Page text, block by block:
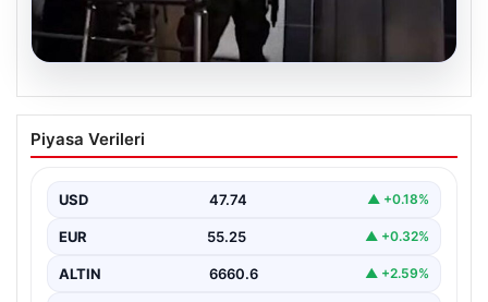
İntihar Mektubuyla Ortaya Çıkan
Tefecilik Şebekesi Çökertildi: Milyarlık
Elazığ’da tefecilere borçlandığını belirterek hayatına son
büyük…
Piyasa Verileri
USD 47.74 ▲ +0.18%
EUR 55.25 ▲ +0.32%
ALTIN 6660.6 ▲ +2.59%